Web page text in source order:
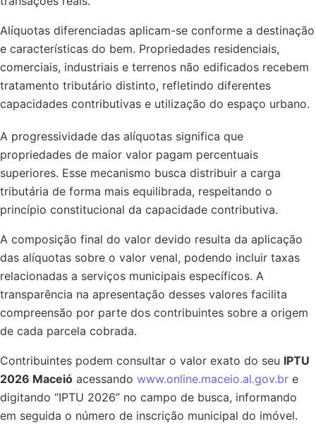
Alíquotas diferenciadas aplicam-se conforme a destinação
e características do bem. Propriedades residenciais,
comerciais, industriais e terrenos não edificados recebem
tratamento tributário distinto, refletindo diferentes
capacidades contributivas e utilização do espaço urbano.
A progressividade das alíquotas significa que
propriedades de maior valor pagam percentuais
superiores. Esse mecanismo busca distribuir a carga
tributária de forma mais equilibrada, respeitando o
princípio constitucional da capacidade contributiva.
A composição final do valor devido resulta da aplicação
das alíquotas sobre o valor venal, podendo incluir taxas
relacionadas a serviços municipais específicos. A
transparência na apresentação desses valores facilita
compreensão por parte dos contribuintes sobre a origem
de cada parcela cobrada.
Contribuintes podem consultar o valor exato do seu IPTU
2026 Maceió acessando www.online.maceio.al.gov.br e
digitando “IPTU 2026” no campo de busca, informando
em seguida o número de inscrição municipal do imóvel.